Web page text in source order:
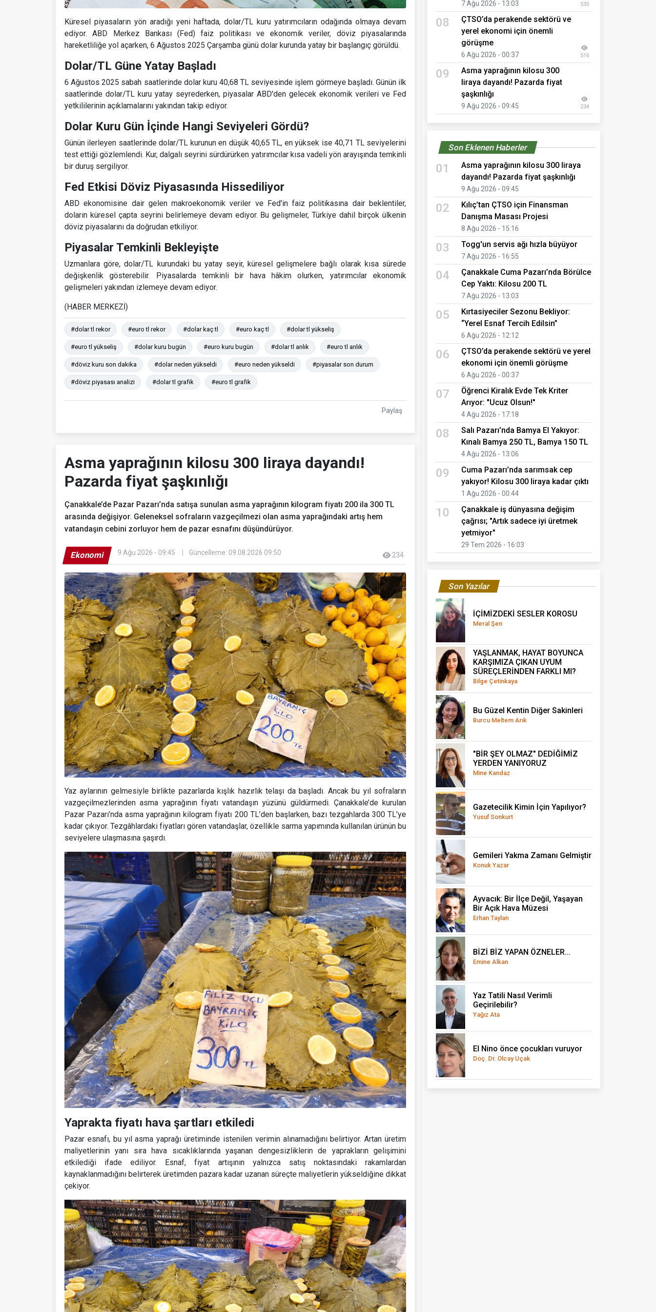
Küresel piyasaların yön aradığı yeni haftada, dolar/TL kuru yatırımcıların odağında olmaya devam
ediyor. ABD Merkez Bankası (Fed) faiz politikası ve ekonomik veriler, döviz piyasalarında
hareketliliğe yol açarken, 6 Ağustos 2025 Çarşamba günü dolar kurunda yatay bir başlangıç görüldü.
Dolar/TL Güne Yatay Başladı
6 Ağustos 2025 sabah saatlerinde dolar kuru 40,68 TL seviyesinde işlem görmeye başladı. Günün ilk
saatlerinde dolar/TL kuru yatay seyrederken, piyasalar ABD'den gelecek ekonomik verileri ve Fed
yetkililerinin açıklamalarını yakından takip ediyor.
Dolar Kuru Gün İçinde Hangi Seviyeleri Gördü?
Günün ilerleyen saatlerinde dolar/TL kurunun en düşük 40,65 TL, en yüksek ise 40,71 TL seviyelerini
test ettiği gözlemlendi. Kur, dalgalı seyrini sürdürürken yatırımcılar kısa vadeli yön arayışında temkinli
bir duruş sergiliyor.
Fed Etkisi Döviz Piyasasında Hissediliyor
ABD ekonomisine dair gelen makroekonomik veriler ve Fed'in faiz politikasına dair beklentiler,
doların küresel çapta seyrini belirlemeye devam ediyor. Bu gelişmeler, Türkiye dahil birçok ülkenin
döviz piyasalarını da doğrudan etkiliyor.
Piyasalar Temkinli Bekleyişte
Uzmanlara göre, dolar/TL kurundaki bu yatay seyir, küresel gelişmelere bağlı olarak kısa sürede
değişkenlik gösterebilir. Piyasalarda temkinli bir hava hâkim olurken, yatırımcılar ekonomik
gelişmeleri yakından izlemeye devam ediyor.
(HABER MERKEZİ)
#dolar tl rekor #euro tl rekor #dolar kaç tl #euro kaç tl #dolar tl yükseliş
#euro tl yükseliş #dolar kuru bugün #euro kuru bugün #dolar tl anlık #euro tl anlık
#döviz kuru son dakika #dolar neden yükseldi #euro neden yükseldi #piyasalar son durum
#döviz piyasası analizi #dolar tl grafik #euro tl grafik
Paylaş
Asma yaprağının kilosu 300 liraya dayandı!
Pazarda fiyat şaşkınlığı
Çanakkale’de Pazar Pazarı’nda satışa sunulan asma yaprağının kilogram fiyatı 200 ila 300 TL
arasında değişiyor. Geleneksel sofraların vazgeçilmezi olan asma yaprağındaki artış hem
vatandaşın cebini zorluyor hem de pazar esnafını düşündürüyor.
Ekonomi 9 Ağu 2026 - 09:45 Güncelleme: 09.08.2026 09:50 234
Yaz aylarının gelmesiyle birlikte pazarlarda kışlık hazırlık telaşı da başladı. Ancak bu yıl sofraların
vazgeçilmezlerinden asma yaprağının fiyatı vatandaşın yüzünü güldürmedi. Çanakkale’de kurulan
Pazar Pazarı’nda asma yaprağının kilogram fiyatı 200 TL’den başlarken, bazı tezgahlarda 300 TL’ye
kadar çıkıyor. Tezgâhlardaki fiyatları gören vatandaşlar, özellikle sarma yapımında kullanılan ürünün bu
seviyelere ulaşmasına şaşırdı.
Yaprakta fiyatı hava şartları etkiledi
Pazar esnafı, bu yıl asma yaprağı üretiminde istenilen verimin alınamadığını belirtiyor. Artan üretim
maliyetlerinin yanı sıra hava sıcaklıklarında yaşanan dengesizliklerin de yaprakların gelişimini
etkilediği ifade ediliyor. Esnaf, fiyat artışının yalnızca satış noktasındaki rakamlardan
kaynaklanmadığını belirterek üretimden pazara kadar uzanan süreçte maliyetlerin yükseldiğine dikkat
çekiyor.
7 Ağu 2026 - 13:03 535
08
ÇTSO’da perakende sektörü ve
yerel ekonomi için önemli
görüşme
6 Ağu 2026 - 00:37 516
09
Asma yaprağının kilosu 300
liraya dayandı! Pazarda fiyat
şaşkınlığı
9 Ağu 2026 - 09:45 234
Son Eklenen Haberler
01
Asma yaprağının kilosu 300 liraya
dayandı! Pazarda fiyat şaşkınlığı
9 Ağu 2026 - 09:45
02
Kılıç’tan ÇTSO için Finansman
Danışma Masası Projesi
8 Ağu 2026 - 15:16
03 Togg'un servis ağı hızla büyüyor
7 Ağu 2026 - 16:55
04
Çanakkale Cuma Pazarı’nda Börülce
Cep Yaktı: Kilosu 200 TL
7 Ağu 2026 - 13:03
05
Kırtasiyeciler Sezonu Bekliyor:
“Yerel Esnaf Tercih Edilsin”
6 Ağu 2026 - 12:12
06
ÇTSO’da perakende sektörü ve yerel
ekonomi için önemli görüşme
6 Ağu 2026 - 00:37
07
Öğrenci Kiralık Evde Tek Kriter
Arıyor: "Ucuz Olsun!"
4 Ağu 2026 - 17:18
08
Salı Pazarı’nda Bamya El Yakıyor:
Kınalı Bamya 250 TL, Bamya 150 TL
4 Ağu 2026 - 13:06
09
Cuma Pazarı’nda sarımsak cep
yakıyor! Kilosu 300 liraya kadar çıktı
1 Ağu 2026 - 00:44
10
Çanakkale iş dünyasına değişim
çağrısı; "Artık sadece iyi üretmek
yetmiyor"
29 Tem 2026 - 16:03
Son Yazılar
İÇİMİZDEKİ SESLER KOROSU
Meral Şen
YAŞLANMAK, HAYAT BOYUNCA
KARŞIMIZA ÇIKAN UYUM
SÜREÇLERİNDEN FARKLI MI?
Bilge Çetinkaya
Bu Güzel Kentin Diğer Sakinleri
Burcu Meltem Arık
"BİR ŞEY OLMAZ" DEDİĞİMİZ
YERDEN YANIYORUZ
Mine Kandaz
Gazetecilik Kimin İçin Yapılıyor?
Yusuf Sonkurt
Gemileri Yakma Zamanı Gelmiştir
Konuk Yazar
Ayvacık: Bir İlçe Değil, Yaşayan
Bir Açık Hava Müzesi
Erhan Taylan
BİZİ BİZ YAPAN ÖZNELER...
Emine Alkan
Yaz Tatili Nasıl Verimli
Geçirilebilir?
Yağız Ata
El Nino önce çocukları vuruyor
Doç. Dr. Olcay Uçak